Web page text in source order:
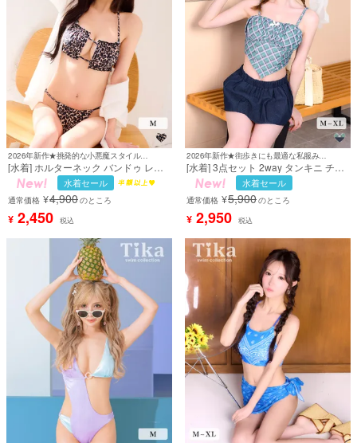
2026年新作★挑発的な小悪魔スタイルを作る♡
[水着] ホルターネック バンドゥ レオ
パード柄 谷間カットアウト 紐ビキニ
ラジリアン セクシー ギャル ピンク ビ
キニ (聖菜着用) [tk-sw9189]
水着セール
通常価格 ¥4,900のところ
¥ 2,450 税込
2026年新作★街歩きにも最適な私服みたいな1着♡
[水着] 3点セット 2way タンキニ チェ
ック柄 体型カバー スカートタイプ デ
ニム カジュアル ガーリー 洋服みたい
な Lサイズあり 大きいサイズ XL ブラ
ウン グリーン ネイビー ビキニ (若林
萌々着用) [tk-sw812]
水着セール
通常価格 ¥5,900のところ
¥ 2,950 税込